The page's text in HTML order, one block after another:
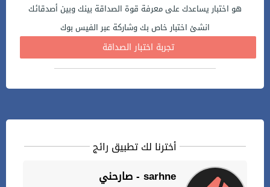
هو اختبار يساعدك على معرفة قوة الصداقة بينك وبين أصدقائك
انشئ اختبار خاص بك وشاركة عبر الفيس بوك
تجربة اختبار الصداقة
أخترنا لك تطبيق رائج
صارحني - sarhne